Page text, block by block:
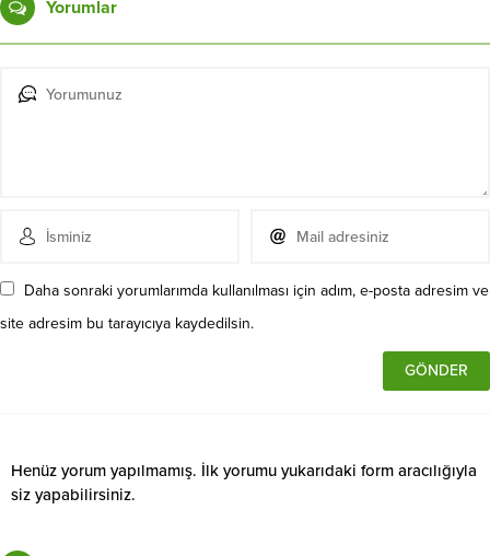
Yorumlar
Daha sonraki yorumlarımda kullanılması için adım, e-posta adresim ve
site adresim bu tarayıcıya kaydedilsin.
Henüz yorum yapılmamış. İlk yorumu yukarıdaki form aracılığıyla
siz yapabilirsiniz.